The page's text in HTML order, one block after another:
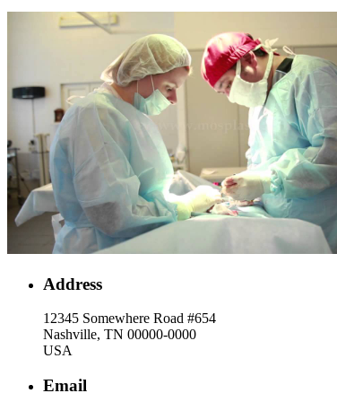
Address
12345 Somewhere Road #654
Nashville, TN 00000-0000
USA
Email